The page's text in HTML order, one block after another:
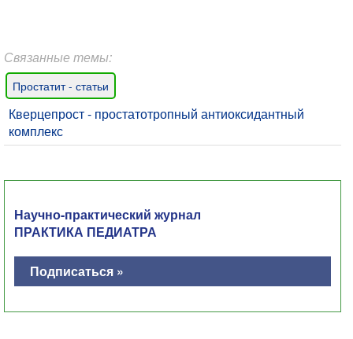
Связанные темы:
Простатит - статьи
Кверцепрост - простатотропный антиоксидантный
комплекс
Научно-практический журнал
ПРАКТИКА ПЕДИАТРА
Подписаться »